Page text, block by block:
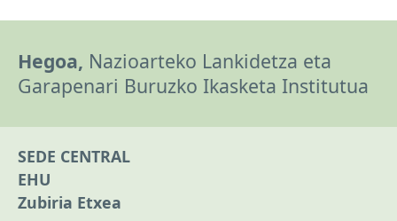
Hegoa, Nazioarteko Lankidetza eta
Garapenari Buruzko Ikasketa Institutua
SEDE CENTRAL
EHU
Zubiria Etxea